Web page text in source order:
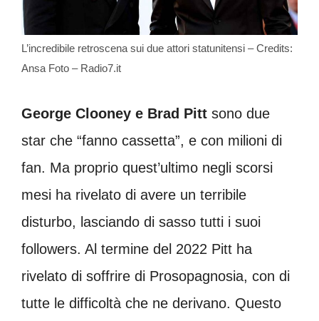
L’incredibile retroscena sui due attori statunitensi – Credits:
Ansa Foto – Radio7.it
George Clooney e Brad Pitt sono due
star che “fanno cassetta”, e con milioni di
fan. Ma proprio quest’ultimo negli scorsi
mesi ha rivelato di avere un terribile
disturbo, lasciando di sasso tutti i suoi
followers. Al termine del 2022 Pitt ha
rivelato di soffrire di Prosopagnosia, con di
tutte le difficoltà che ne derivano. Questo